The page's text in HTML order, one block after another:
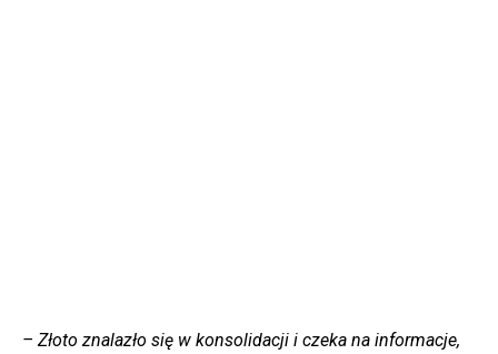
– Złoto znalazło się w konsolidacji i czeka na informacje,